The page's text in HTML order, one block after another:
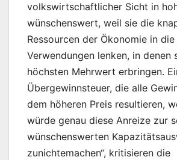
volkswirtschaftlicher Sicht in
wünschenswert, weil sie die
Ressourcen der Ökonomie in die
Verwendungen lenken, in denen
höchsten Mehrwert erbringen.
Übergewinnsteuer, die alle
dem höheren Preis resultieren,
würde genau diese Anreize zur
wünschenswerten
zunichtemachen“, kritisieren die